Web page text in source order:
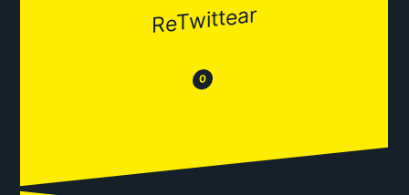
ReTwittear
😒 0 😂